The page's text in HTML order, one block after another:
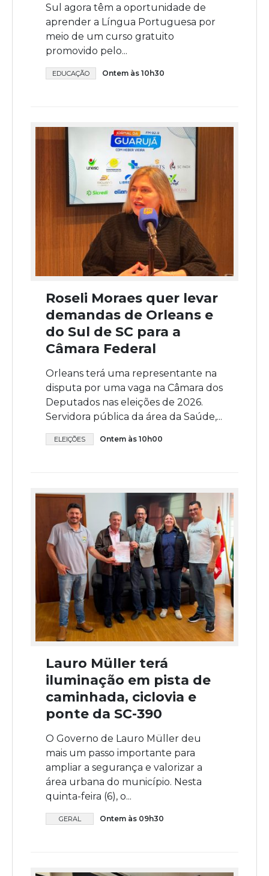
Sul agora têm a oportunidade de
aprender a Língua Portuguesa por
meio de um curso gratuito
promovido pelo...
EDUCAÇÃO Ontem às 10h30
Roseli Moraes quer levar
demandas de Orleans e
do Sul de SC para a
Câmara Federal
Orleans terá uma representante na
disputa por uma vaga na Câmara dos
Deputados nas eleições de 2026.
Servidora pública da área da Saúde,...
ELEIÇÕES Ontem às 10h00
Lauro Müller terá
iluminação em pista de
caminhada, ciclovia e
ponte da SC-390
O Governo de Lauro Müller deu
mais um passo importante para
ampliar a segurança e valorizar a
área urbana do município. Nesta
quinta-feira (6), o...
GERAL Ontem às 09h30